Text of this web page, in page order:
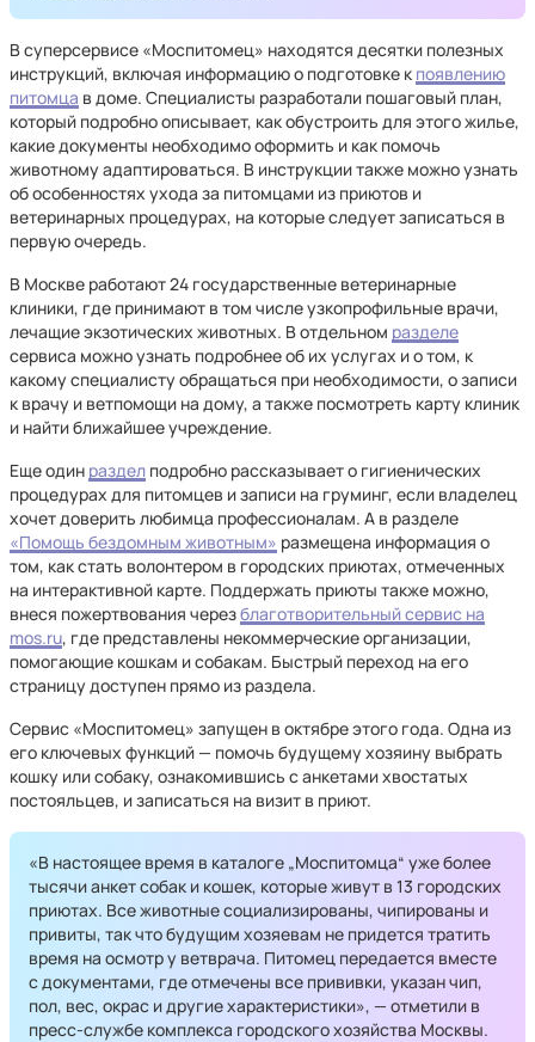
В суперсервисе «Моспитомец» находятся десятки полезных
инструкций, включая информацию о подготовке к появлению
питомца в доме. Специалисты разработали пошаговый план,
который подробно описывает, как обустроить для этого жилье,
какие документы необходимо оформить и как помочь
животному адаптироваться. В инструкции также можно узнать
об особенностях ухода за питомцами из приютов и
ветеринарных процедурах, на которые следует записаться в
первую очередь.
В Москве работают 24 государственные ветеринарные
клиники, где принимают в том числе узкопрофильные врачи,
лечащие экзотических животных. В отдельном разделе
сервиса можно узнать подробнее об их услугах и о том, к
какому специалисту обращаться при необходимости, о записи
к врачу и ветпомощи на дому, а также посмотреть карту клиник
и найти ближайшее учреждение.
Еще один раздел подробно рассказывает о гигиенических
процедурах для питомцев и записи на груминг, если владелец
хочет доверить любимца профессионалам. А в разделе
«Помощь бездомным животным» размещена информация о
том, как стать волонтером в городских приютах, отмеченных
на интерактивной карте. Поддержать приюты также можно,
внеся пожертвования черезблаготворительный сервис на
mos.ru, где представлены некоммерческие организации,
помогающие кошкам и собакам. Быстрый переход на его
страницу доступен прямо из раздела.
Сервис «Моспитомец» запущен в октябре этого года. Одна из
его ключевых функций — помочь будущему хозяину выбрать
кошку или собаку, ознакомившись с анкетами хвостатых
постояльцев, и записаться на визит в приют.
«В настоящее время в каталоге „Моспитомца“ уже более
тысячи анкет собак и кошек, которые живут в 13 городских
приютах. Все животные социализированы, чипированы и
привиты, так что будущим хозяевам не придется тратить
время на осмотр у ветврача. Питомец передается вместе
с документами, где отмечены все прививки, указан чип,
пол, вес, окрас и другие характеристики», — отметили в
пресс-службе комплекса городского хозяйства Москвы.